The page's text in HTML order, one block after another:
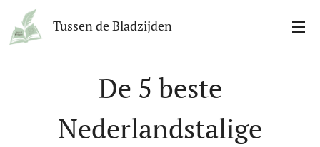
Tussen de Bladzijden
De 5 beste
Nederlandstalige